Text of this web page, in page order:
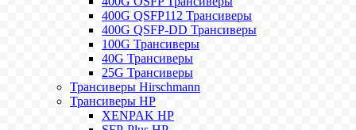
400G QSFP112 Трансиверы
400G QSFP-DD Трансиверы
100G Трансиверы
40G Трансиверы
25G Трансиверы
Трансиверы Hirschmann
Трансиверы HP
XENPAK HP